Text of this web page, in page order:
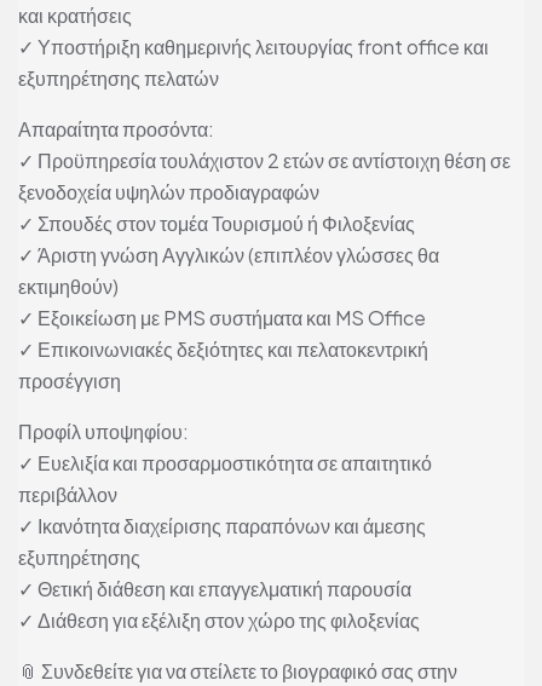
και κρατήσεις
✓ Υποστήριξη καθημερινής λειτουργίας front office και
εξυπηρέτησης πελατών
Απαραίτητα προσόντα:
✓ Προϋπηρεσία τουλάχιστον 2 ετών σε αντίστοιχη θέση σε
ξενοδοχεία υψηλών προδιαγραφών
✓ Σπουδές στον τομέα Τουρισμού ή Φιλοξενίας
✓ Άριστη γνώση Αγγλικών (επιπλέον γλώσσες θα
εκτιμηθούν)
✓ Εξοικείωση με PMS συστήματα και MS Office
✓ Επικοινωνιακές δεξιότητες και πελατοκεντρική
προσέγγιση
Προφίλ υποψηφίου:
✓ Ευελιξία και προσαρμοστικότητα σε απαιτητικό
περιβάλλον
✓ Ικανότητα διαχείρισης παραπόνων και άμεσης
εξυπηρέτησης
✓ Θετική διάθεση και επαγγελματική παρουσία
✓ Διάθεση για εξέλιξη στον χώρο της φιλοξενίας
📎 Συνδεθείτε για να στείλετε το βιογραφικό σας στην